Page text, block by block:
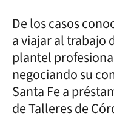
De los casos
a viajar al trabajo
plantel
negociando su
Santa Fe a
de Talleres de